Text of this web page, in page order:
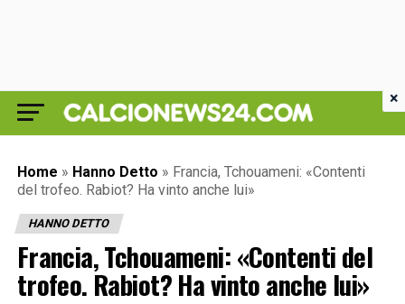
Home » Hanno Detto » Francia, Tchouameni: «Contenti
del trofeo. Rabiot? Ha vinto anche lui»
HANNO DETTO
Francia, Tchouameni: «Contenti del
trofeo. Rabiot? Ha vinto anche lui»
×